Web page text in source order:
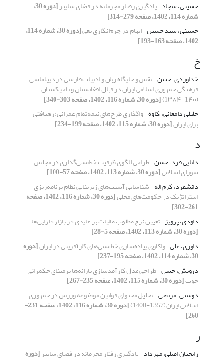
حسینی، سجاد یادگیری رفتار مجرمانه در فضای سایبر [دوره 30،
شماره 114، 1402، صفحه 279-314]
حسینی، سید حسین ابهام در جرم‌انگاری بغی [دوره 30، شماره 114،
1402، صفحه 163-193]
خ
خداوردی، حسن نقش و جایگاه زبان و ادبیات فارسی در دیپلماسی
فرهنگی جمهوری اسلامی ایران در قبال افغانستان و تاجیکستان
(1۴۰۰-1۳۸۴)
[دوره 30، شماره 116، 1402، صفحه 303-340]
خلیلی دامغانی، ;کاوه واگذاری طرح‌های نیمه‌تمام عمرانی: رهیافتی
برای ایران[دوره 30، شماره 115، 1402، صفحه 199-234]
د
دانایی فرد، حسن طراحی الگوی ظرفیت خط‌مشی‌گذاری در مجلس
شورای اسلامی[دوره 30، شماره 113، 1402، صفحه 57-100]
دانشفرد، کرم اله شناسایی آسیب‌های زیربنایی نظام برنامه‌ریزی
استراتژیک در حکومت‌های محلی [دوره 30، شماره 116، 1402، صفحه
261-302]
داودی، پرویز تعیین نرخ مطلوب مالیات بر عایدی در بازار دارایی‌ها
[دوره 30، شماره 113، 1402، صفحه 5-28]
داوری، علی واکاوی پیاده‌سازی خط‌مشی‌های کارآفرینی در ایران[دوره
30، شماره 114، 1402، صفحه 195-237]
درویش، حسن طراحی مدل کارآمدسازی یارانه‌ها بر‌مبنای حکمرانی
خوب[دوره 30، شماره 115، 1402، صفحه 235-267]
دوستی، مرتضی تحلیل محتوای قوانین موضوعه ورزش در جمهوری
اسلامی ایران (1357-1400) [دوره 30، شماره 116، 1402، صفحه 231-
260]
ر
رایجیان اصلی، مهرداد یادگیری رفتار مجرمانه در فضای سایبر[دوره